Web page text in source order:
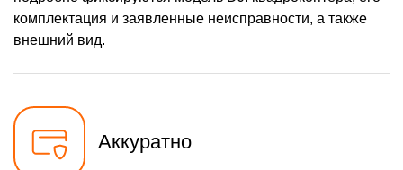
комплектация и заявленные неисправности, а также
внешний вид.
Аккуратно